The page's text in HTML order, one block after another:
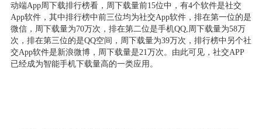
动端App周下载排行榜看，周下载量前15位中，有4个软件是社交
App软件，其中排行榜中前三位均为社交App软件，排在第一位的是
微信，周下载量为70万次，排在第二位是手机QQ,周下载量为58万
次，排在第三位的是QQ空间，周下载量为39万次，排行榜中另个社
交App软件是新浪微博，周下载量是21万次。由此可见，社交APP
已经成为智能手机下载量高的一类应用。